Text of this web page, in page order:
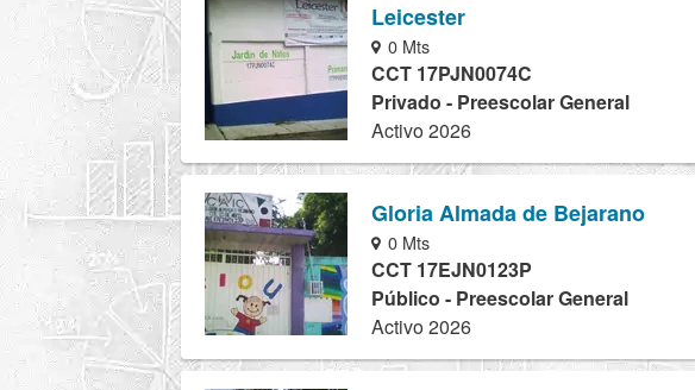
Leicester
0 Mts
CCT 17PJN0074C
Privado - Preescolar General
Activo 2026
Gloria Almada de Bejarano
0 Mts
CCT 17EJN0123P
Público - Preescolar General
Activo 2026